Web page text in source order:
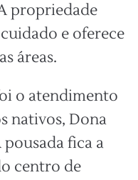
propriedade
e oferece
áreas.
o atendimento
nativos, Dona
pousada fica a
centro de